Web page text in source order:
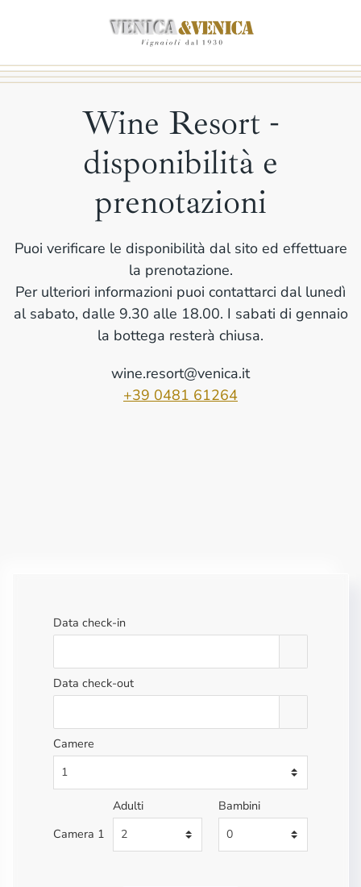
al
contenuto
Wine Resort -
disponibilità e
prenotazioni
Puoi verificare le disponibilità dal sito ed effettuare
la prenotazione.
Per ulteriori informazioni puoi contattarci dal lunedì
al sabato, dalle 9.30 alle 18.00. I sabati di gennaio
la bottega resterà chiusa.
wine.resort@venica.it
+39 0481 61264
Data check-in
Data check-out
Camere
Camera 1
Adulti Bambini